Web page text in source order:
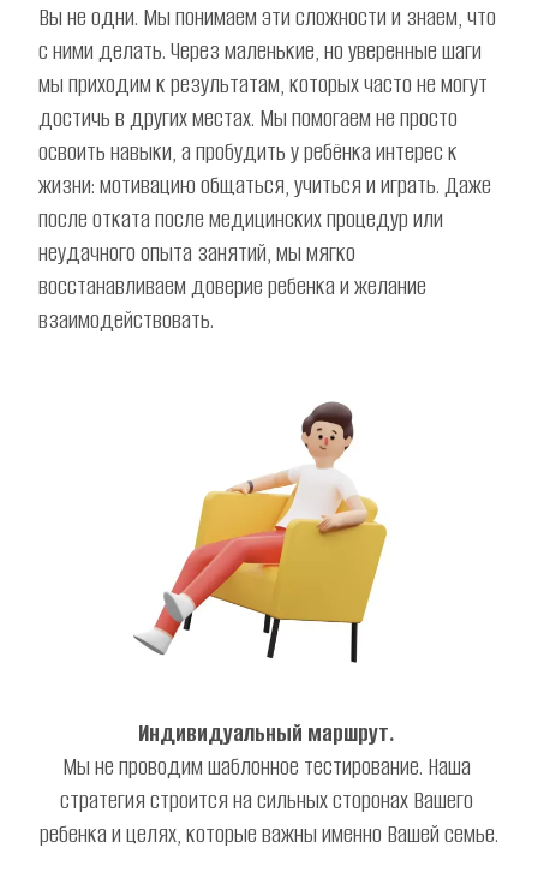
Вы не одни. Мы понимаем эти сложности и знаем, что
с ними делать. Через маленькие, но уверенные шаги
мы приходим к результатам, которых часто не могут
достичь в других местах. Мы помогаем не просто
освоить навыки, а пробудить у ребёнка интерес к
жизни: мотивацию общаться, учиться и играть. Даже
после отката после медицинских процедур или
неудачного опыта занятий, мы мягко
восстанавливаем доверие ребенка и желание
взаимодействовать.
Индивидуальный маршрут.
Мы не проводим шаблонное тестирование. Наша
стратегия строится на сильных сторонах Вашего
ребенка и целях, которые важны именно Вашей семье.